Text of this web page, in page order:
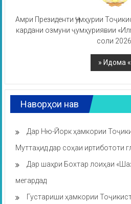
Амри Президенти Ҷумҳурии
кардани озмуни ҷумҳуриявии
соли
Наворҳои нав
Дар Ню-Йорк ҳамкории
Муттаҳид дар соҳаи иртибототи
Дар шаҳри Бохтар лоиҳаи
мегардад
Густариши ҳамкории